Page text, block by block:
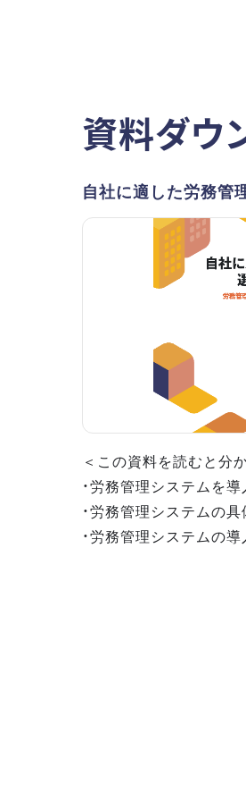
資料ダウ
自社に適した労務管
＜この資料を読むと分
・労務管理システムを
・労務管理システムの
・労務管理システムの